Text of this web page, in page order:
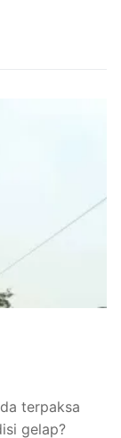
terpaksa
gelap?